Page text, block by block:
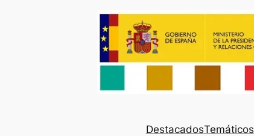
DestacadosTemáticos